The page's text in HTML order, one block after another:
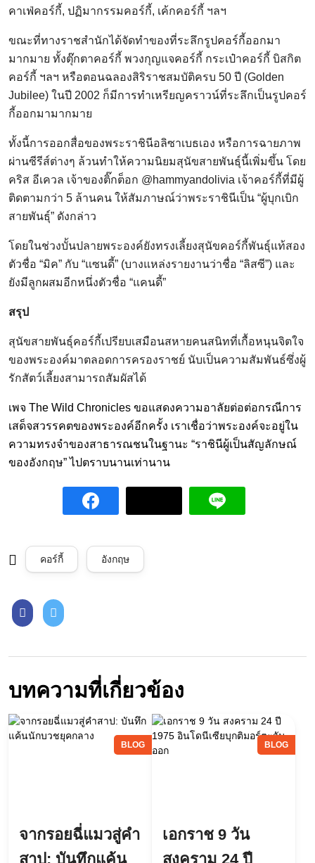
คาเฟ่คอร์กี้, ปฏิมากรรมคอร์กี้, เค้กคอร์กี้ ฯลฯ
ขณะที่ทางราชสำนักได้จัดทำของที่ระลึกรูปคอร์กี้ออกมา
มากมาย ทั้งตุ๊กตาคอร์กี้ พวงกุญแจคอร์กี้ กระเป๋าคอร์กี้ บิสกิต
คอร์กี้ ฯลฯ หรือตอนฉลองสิริราชสมบัติครบ 50 ปี (Golden
Jubilee) ในปี 2002 ก็มีการทำเหรียญคราวน์ที่ระลึกเป็นรูปคอร์
กี้ออกมามากมาย
ทั้งนี้การออกสื่อของพระราชินีอลิซาเบธเอง หรือการฉายภาพ
ผ่านซีรีส์ต่างๆ ล้วนทำให้ความนิยมสุนัขสายพันธุ์นี้เพิ่มขึ้น โดย
คริส อีเควล เจ้าของติ๊กต็อก @hammyandolivia เจ้าคอร์กี้ที่มีผู้
ติดตามกว่า 5 ล้านคน ให้สัมภาษณ์ว่าพระราชินีเป็น “ผู้บุกเบิก
สายพันธุ์” ดังกล่าว
โดยในช่วงบั้นปลายพระองค์ยังทรงเลี้ยงสุนัขคอร์กี้พันธุ์แท้สอง
ตัวชื่อ “มิค” กับ “แซนดี้” (บางแหล่งรายงานว่าชื่อ “ลิสซี”) และ
ยังมีลูกผสมอีกหนึ่งตัวชื่อ “แคนดี้”
สรุป
สุนัขสายพันธุ์คอร์กี้เปรียบเสมือนสหายคนสนิทที่เกื้อหนุนจิตใจ
ของพระองค์มาตลอดการครองราชย์ นับเป็นความสัมพันธ์ซึ่งผู้
รักสัตว์เลี้ยงสามารถสัมผัสได้
เพจ The Wild Chronicles ขอแสดงความอาลัยต่อต่อกรณีการ
เสด็จสวรรคตของพระองค์อีกครั้ง เราเชื่อว่าพระองค์จะอยู่ใน
ความทรงจำของสาธารณชนในฐานะ “ราชินีผู้เป็นสัญลักษณ์
ของอังกฤษ” ไปตราบนานเท่านาน
คอร์กี้ อังกฤษ
บทความที่เกี่ยวข้อง
BLOG
จากรอยฉี่แมวสู่คำ
สาป: บันทึกแค้น
BLOG
เอกราช 9 วัน
สงคราม 24 ปี